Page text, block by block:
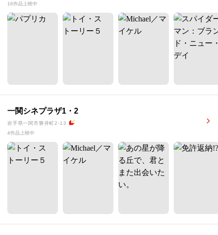
16作品上映中
一関シネプラザ1・2
岩手県一関市磐井町2-13
4作品上映中